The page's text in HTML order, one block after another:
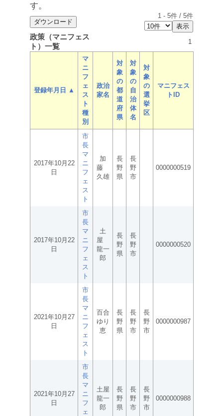
す。
1 - 5件 / 5件
政策（マニフェス
ト）一覧
1
登録年月日 ▲
マ
ニ
フ
ェ
ス
ト
種
別
政治
家名
対
象
の
都
道
府
県
対
象
の
自
治
体
名
対
象
の
選
挙
区
マニフェス
トID
2017年10月22
日
市
長
マ
ニ
フ
ェ
ス
ト
加
藤
久雄
長
野
県
長
野
市
0000000519
2017年10月22
日
市
長
マ
ニ
フ
ェ
ス
ト
土
屋
龍一
郎
長
野
県
長
野
市
0000000520
2021年10月27
日
市
長
マ
ニ
フ
ェ
ス
ト
百合
ゆり
恵
長
野
県
長
野
市
長
野
市
0000000987
2021年10月27
日
市
長
マ
ニ
フ
ェ
土屋
龍一
郎
長
野
県
長
野
市
長
野
市
0000000988